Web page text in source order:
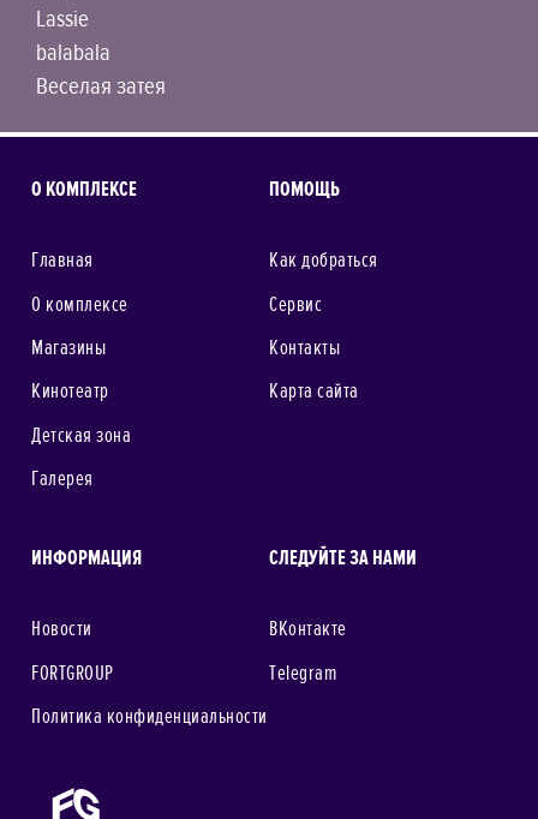
Lassie
balabala
Веселая затея
О КОМПЛЕКСЕ
Главная
О комплексе
Магазины
Кинотеатр
Детская зона
Галерея
ПОМОЩЬ
Как добраться
Сервис
Контакты
Карта сайта
ИНФОРМАЦИЯ
Новости
FORTGROUP
Политика конфиденциальности
СЛЕДУЙТЕ ЗА НАМИ
ВКонтакте
Telegram